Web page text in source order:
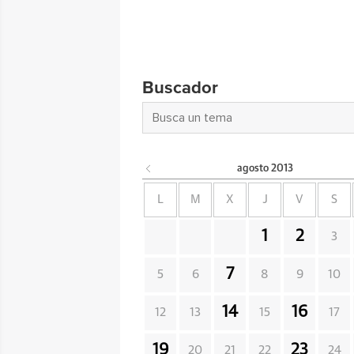
Buscador
agosto 2013
L M X J V S
1 2 3
5 6 7 8 9 10
12 13 14 15 16 17
19 20 21 22 23 24